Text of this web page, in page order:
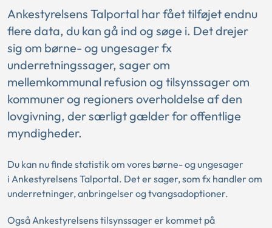
Ankestyrelsens Talportal har fået tilføjet endnu
flere data, du kan gå ind og søge i. Det drejer
sig om børne- og ungesager fx
underretningssager, sager om
mellemkommunal refusion og tilsynssager om
kommuner og regioners overholdelse af den
lovgivning, der særligt gælder for offentlige
myndigheder.
Du kan nu finde statistik om vores børne- og ungesager
i Ankestyrelsens Talportal. Det er sager, som fx handler om
underretninger, anbringelser og tvangsadoptioner.
Også Ankestyrelsens tilsynssager er kommet på